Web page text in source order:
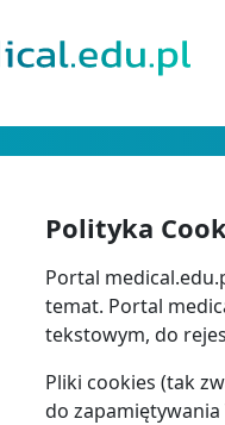
Polityka
Portal
temat. Portal
tekstowym, do
Pliki cookies (tak
do